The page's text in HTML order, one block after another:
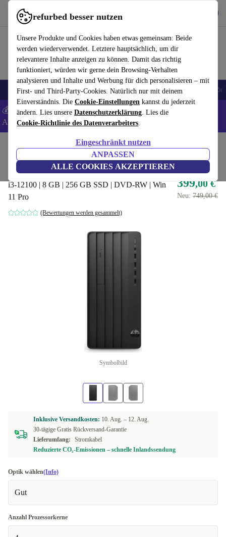
refurbed besser nutzen
Unsere Produkte und Cookies haben etwas gemeinsam: Beide
werden wiederverwendet. Letztere hauptsächlich, um dir
relevantere Inhalte anzeigen zu können. Damit das richtig
funktioniert, würden wir gerne dein Browsing-Verhalten
analysieren und Inhalte und Werbung für dich personalisieren – mit
First- und Third-Party-Cookies. Natürlich nur mit deinem
Einverständnis. Die Cookie-Einstellungen kannst du jederzeit
ändern. Lies unsere Datenschutzerklärung. Lies die
Cookie-Richtlinie des Datenverarbeiters.
Eingeschränkt nutzen
ANPASSEN
ALLE COOKIES AKZEPTIEREN
refurbed schnell und einfach nutzen
🎒 Back to school Handys Laptops Tablets Smartwatches Zubehör
💰 Extra -5% auf Samsung- und Google-Smartphones - Code:
ANDROID5 -AGB
Desktop PCs HP Desktops
HP Pro Tower 290 G9
i3-12100 | 8 GB | 256 GB SSD | DVD-RW | Win
11 Pro
(Bewertungen werden gesammelt)
399,00 €
Neu: 749,00 €
Symbolbild
Inklusive Versandkosten: 10. Aug. – 12. Aug.
30-tägige Gratis Rückversand-Garantie
Lieferumfang:
Stromkabel
Reduzierte CO₂-Emissionen – schnelle Inlandssendung
Optik wählen(Info)
Gut
Anzahl Prozessorkerne